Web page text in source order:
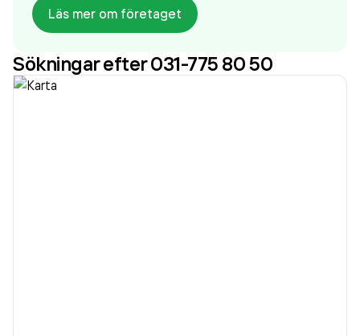
aktiebolag som varit aktivt sedan 2004. Bestdrive
Sverige ABomsatte 110 259 000,00 kr
räkenskapsåret (2024).
Läs mer om företaget
Sökningar efter 031-775 80 50